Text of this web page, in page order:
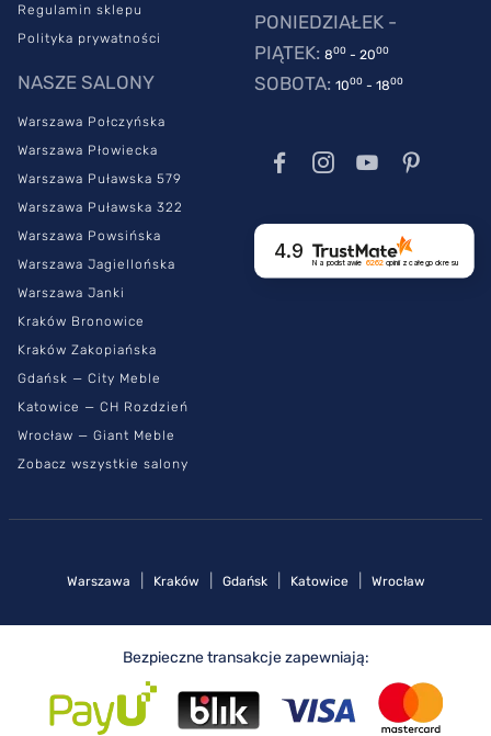
Regulamin sklepu
Polityka prywatności
NASZE SALONY
Warszawa Połczyńska
Warszawa Płowiecka
Warszawa Puławska 579
Warszawa Puławska 322
Warszawa Powsińska
Warszawa Jagiellońska
Warszawa Janki
Kraków Bronowice
Kraków Zakopiańska
Gdańsk — City Meble
Katowice — CH Rozdzień
Wrocław — Giant Meble
Zobacz wszystkie salony
PONIEDZIAŁEK -
PIĄTEK: 800 - 2000
SOBOTA: 1000 - 1800
4.9
Na podstawie 6262opinii z całego okresu
Warszawa Kraków Gdańsk Katowice Wrocław
Bezpieczne transakcje zapewniają: